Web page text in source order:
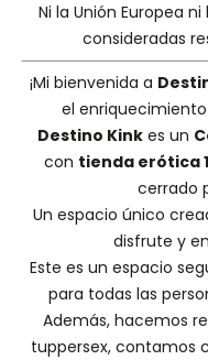
Ni la Unión Europea
consideradas
¡Mi bienvenida a
el
Destino Kink es un
con tienda erótica
cerrado
Un espacio único
disfrute y
Este es un espacio
para todas las
Además, hacemos
tuppersex, contamos